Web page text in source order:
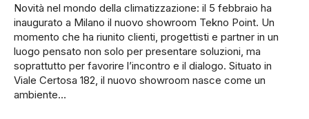
Novità nel mondo della climatizzazione: il 5 febbraio ha
inaugurato a Milano il nuovo showroom Tekno Point. Un
momento che ha riunito clienti, progettisti e partner in un
luogo pensato non solo per presentare soluzioni, ma
soprattutto per favorire l’incontro e il dialogo. Situato in
Viale Certosa 182, il nuovo showroom nasce come un
ambiente…